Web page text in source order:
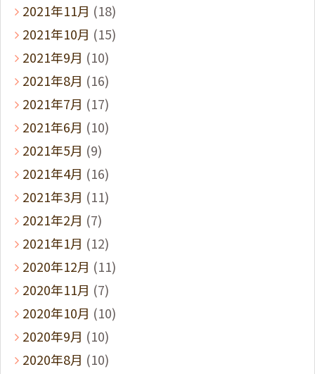
2021年11月 (18)
2021年10月 (15)
2021年9月 (10)
2021年8月 (16)
2021年7月 (17)
2021年6月 (10)
2021年5月 (9)
2021年4月 (16)
2021年3月 (11)
2021年2月 (7)
2021年1月 (12)
2020年12月 (11)
2020年11月 (7)
2020年10月 (10)
2020年9月 (10)
2020年8月 (10)